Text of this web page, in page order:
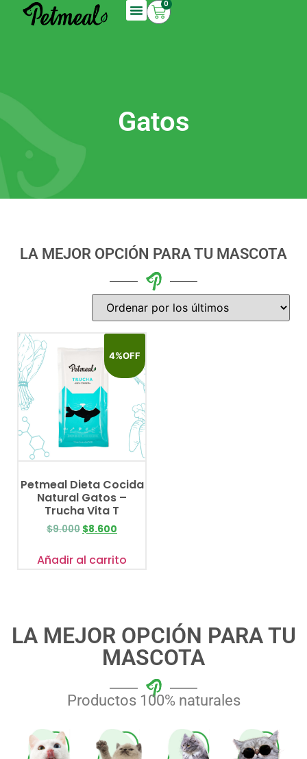
0
Gatos
LA MEJOR OPCIÓN PARA TU MASCOTA
4%OFF
Petmeal Dieta Cocida
Natural Gatos –
Trucha Vita T
$9.000 $8.600
Añadir al carrito
LA MEJOR OPCIÓN PARA TU
MASCOTA
Productos 100% naturales